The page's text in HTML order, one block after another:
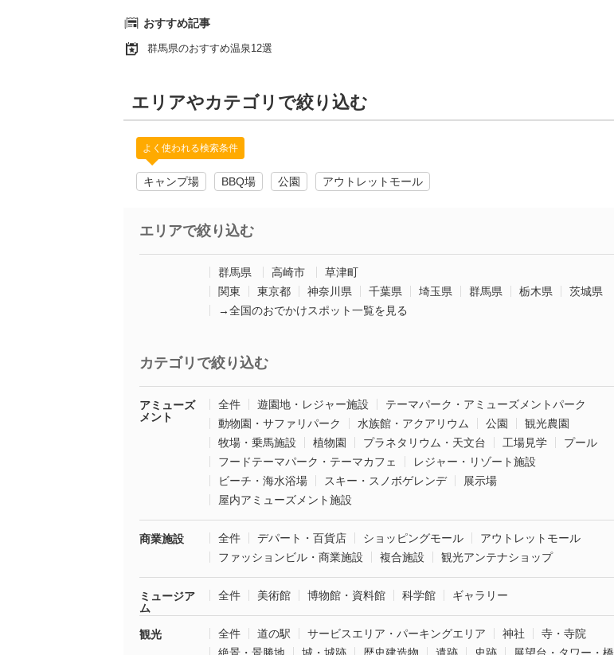
おすすめ記事
群馬県のおすすめ温泉12選
エリアやカテゴリで絞り込む
よく使われる検索条件
キャンプ場 BBQ場 公園 アウトレットモール
エリアで絞り込む
群馬県 高崎市
草津町
関東
東京都 神奈川県 千葉県 埼玉県 群馬県 栃木県
茨城県
→全国のおでかけスポット一覧を見る
カテゴリで絞り込む
アミューズ
メント
全件 遊園地・レジャー施設
テーマパーク・アミューズメントパーク
動物園・サファリパーク
水族館・アクアリウム 公園
観光農園
牧場・乗馬施設
植物園 プラネタリウム・天文台 工場見学
プール
フードテーマパーク・テーマカフェ
レジャー・リゾート施設
ビーチ・海水浴場
スキー・スノボゲレンデ
展示場
屋内アミューズメント施設
商業施設 全件 デパート・百貨店 ショッピングモール
アウトレットモール
ファッションビル・商業施設
複合施設 観光アンテナショップ
ミュージア
ム
全件 美術館 博物館・資料館 科学館 ギャラリー
観光 全件 道の駅 サービスエリア・パーキングエリア 神社
寺・寺院